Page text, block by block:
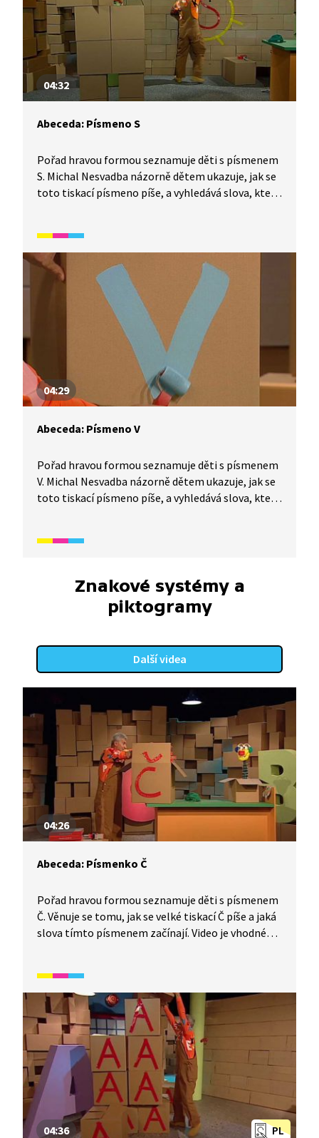
04:32
Abeceda: Písmeno S
Pořad hravou formou seznamuje děti s písmenem
S. Michal Nesvadba názorně dětem ukazuje, jak se
toto tiskací písmeno píše, a vyhledává slova, která
Určeno především pro začátečníky mladšího
školního věku.
04:29
Abeceda: Písmeno V
Pořad hravou formou seznamuje děti s písmenem
V. Michal Nesvadba názorně dětem ukazuje, jak se
toto tiskací písmeno píše, a vyhledává slova, která
Určeno především pro začátečníky mladšího
Znakové systémy a
piktogramy
Další videa
04:26
Abeceda: Písmenko Č
Pořad hravou formou seznamuje děti s písmenem
Č. Věnuje se tomu, jak se velké tiskací Č píše a jaká
slova tímto písmenem začínají. Video je vhodné
mladšího školního věku.
PL
04:36